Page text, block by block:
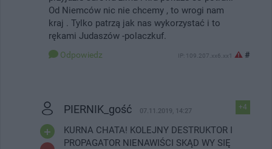
Od Niemców nic nie chcemy , to wrogi nam
kraj . Tylko patrzą jak nas wykorzystać i to
rękami Judaszów -polaczkuf.
Odpowiedz IP: 109.207.xx6.xx1 #
+4
PIERNIK_gość 07.11.2019, 14:27
KURNA CHATA! KOLEJNY DESTRUKTOR I
PROPAGATOR NIENAWIŚCI SKĄD WY SIĘ